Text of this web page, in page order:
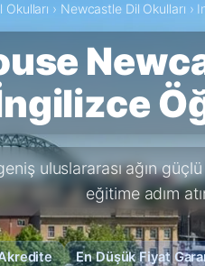
› Newcastle Dil Okulları ›
uluslararası ağın
eğitime adım
En Düşük Fiyat